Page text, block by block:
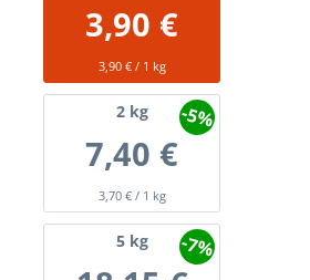
3,90 €
3,90 € / 1 kg
2kg
7,40 €
3,70 € / 1 kg
-5%
5kg -7%